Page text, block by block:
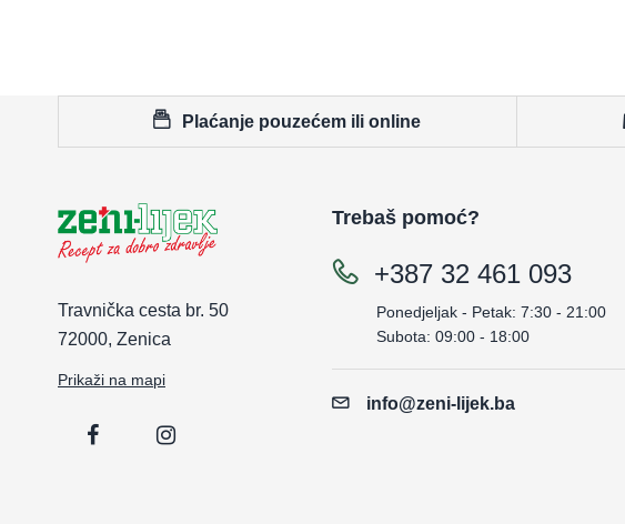
Plaćanje pouzećem ili online
Travnička cesta br. 50
72000, Zenica
Prikaži na mapi
Trebaš pomoć?
+387 32 461 093
Ponedjeljak - Petak: 7:30 - 21:00
Subota: 09:00 - 18:00
info@zeni-lijek.ba